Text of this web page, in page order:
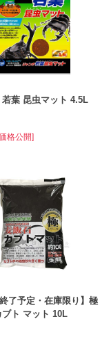
若葉 昆虫マット 4.5L
格公開]
終了予定・在庫限り】極
ト マット 10L